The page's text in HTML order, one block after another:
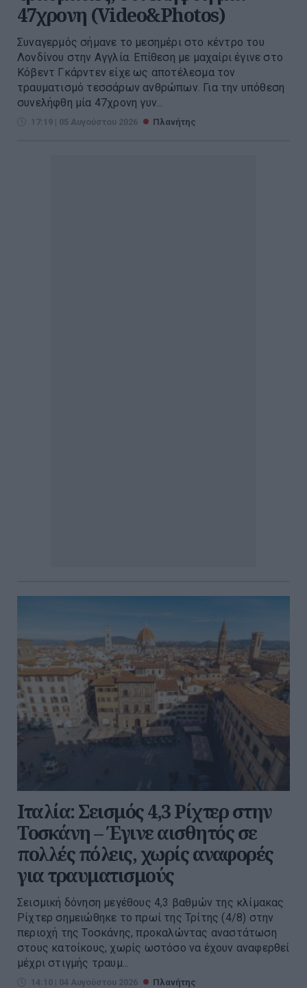
47χρονη (Video&Photos)
Συναγερμός σήμανε το μεσημέρι στο κέντρο του
Λονδίνου στην Αγγλία. Επίθεση με μαχαίρι έγινε στο
Κόβεντ Γκάρντεν είχε ως αποτέλεσμα τον
τραυματισμό τεσσάρων ανθρώπων. Για την υπόθεση
συνελήφθη μία 47χρονη γυν...
17:19 | 05 Αυγούστου 2026 Πλανήτης
Ιταλία: Σεισμός 4,3 Ρίχτερ στην
Τοσκάνη – Έγινε αισθητός σε
πολλές πόλεις, χωρίς αναφορές
για τραυματισμούς
Σεισμική δόνηση μεγέθους 4,3 βαθμών της κλίμακας
Ρίχτερ σημειώθηκε το πρωί της Τρίτης (4/8) στην
περιοχή της Τοσκάνης, προκαλώντας αναστάτωση
στους κατοίκους, χωρίς ωστόσο να έχουν αναφερθεί
μέχρι στιγμής τραυμ...
14:10 | 04 Αυγούστου 2026 Πλανήτης